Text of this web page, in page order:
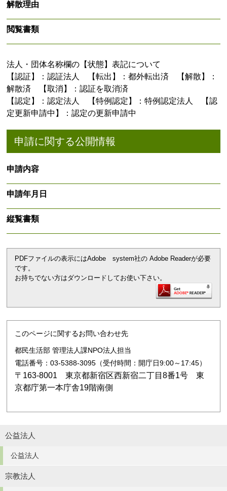
解散理由
閲覧書類
法人・団体名称欄の【状態】表記について
【認証】：認証法人 【転出】：都外転出済 【解散】：
解散済 【取消】：認証を取消済
【認定】：認定法人 【特例認定】：特例認定法人 【認
定更新申請中】：認定の更新申請中
申請に関する公開情報
申請内容
申請年月日
縦覧書類
PDFファイルの表示にはAdobe system社の Adobe Readerが必要
です。
お持ちでない方はダウンロードしてお使い下さい。
このページに関するお問い合わせ先
都民生活部 管理法人課NPO法人担当
電話番号：03-5388-3095（受付時間：開庁日9:00～17:45）
〒163-8001 東京都新宿区西新宿二丁目8番1号 東
京都庁第一本庁舎19階南側
公益法人
公益法人
宗教法人